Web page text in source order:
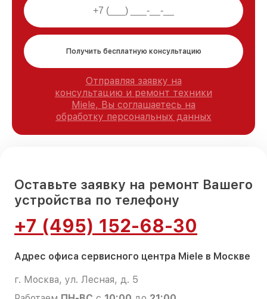
Получить бесплатную консультацию
Отправляя заявку на
консультацию и ремонт техники
Miele, Вы соглашаетесь на
обработку персональных данных
Оставьте заявку на ремонт Вашего
устройства по телефону
+7 (495) 152-68-30
Адрес офиса сервисного центра Miele в Москве
г. Москва, ул. Лесная, д. 5